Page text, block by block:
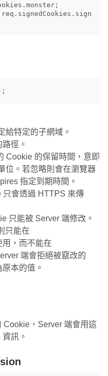
. monster ;
req . signedCookies . sign
給特定的子網域。
徑。
Cookie 的保留時間，意即
位。若忽略則會在瀏覽器
指定到期時間。
會透過 HTTPS 來傳
只能被 Server 端修改。
只能在
用，而不能在
端會拒絕被竄改的
本的值。
Cookie，Server 端會用這
訊。